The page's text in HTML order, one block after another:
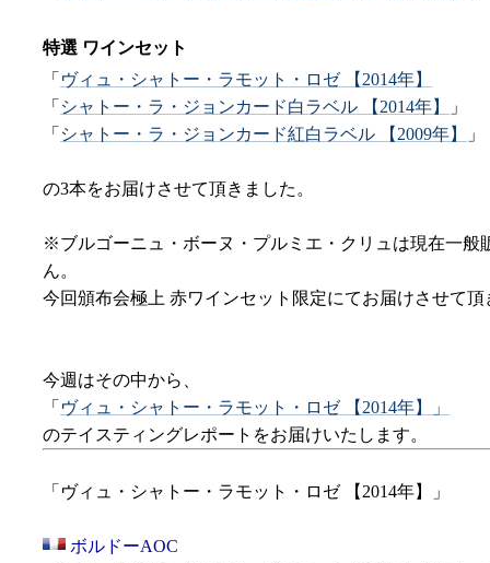
特選 ワインセット
「 ヴィュ・シャトー・ラモット・ロゼ 【2014年】
「 シャトー・ラ・ジョンカード白ラベル 【2014年】
」
「 シャトー・ラ・ジョンカード紅白ラベル 【2009年】 」
の3本をお届けさせて頂きました。
※ブルゴーニュ・ボーヌ・プルミエ・クリュは現在一般
ん。
今回頒布会極上 赤ワインセット限定にてお届けさせて頂
今週はその中から、
「 ヴィュ・シャトー・ラモット・ロゼ 【2014年】」
のテイスティングレポートをお届けいたします。
「ヴィュ・シャトー・ラモット・ロゼ 【2014年】」
ボルドーAOC